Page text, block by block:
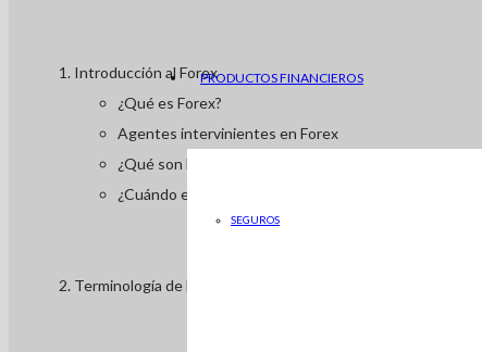
PRODUCTOS FINANCIEROS
SEGUROS
Introducción al Forex
¿Qué es Forex?
Agentes intervinientes en Forex
¿Qué son los pares de divisas en Forex?
¿Cuándo es el mercado más activo en Forex?
Terminología de Forex